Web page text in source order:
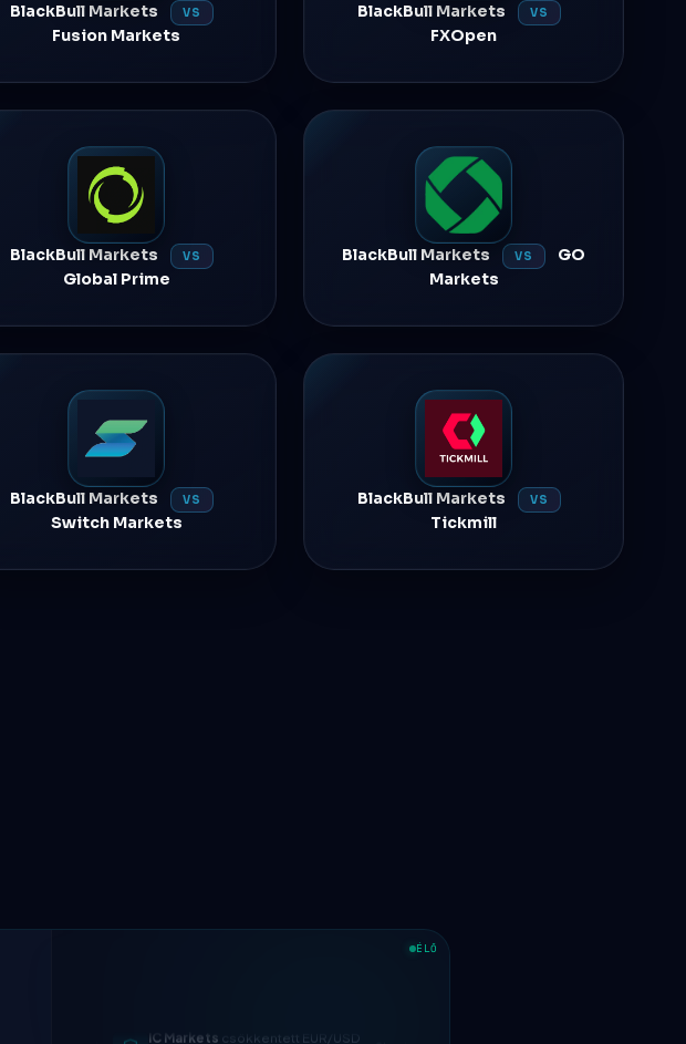
BlackBull Markets VS
Fusion Markets
BlackBull Markets VS
FXOpen
BlackBull Markets VS
Global Prime
BlackBull Markets VS
GO
Markets
BlackBull Markets VS
Switch Markets
BlackBull Markets VS
Tickmill
ÉLŐ